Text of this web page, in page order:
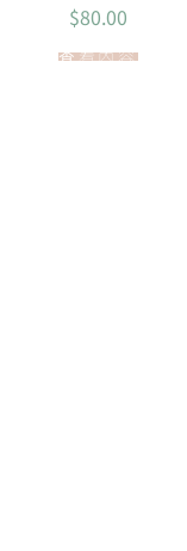
$80.00
查看內容